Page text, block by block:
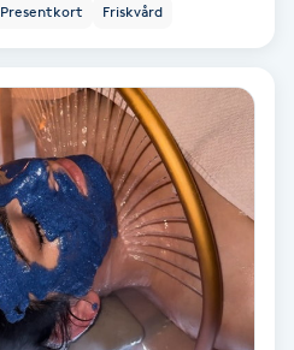
Presentkort Friskvård